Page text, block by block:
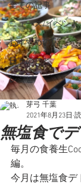
全ての記事
ニュース/イベント
おすすめの店
日々のこと
レシピ
無塩食で
芽弓 千葉
2021年8月23日
毎月の食養生
編。
今月は無塩食デ